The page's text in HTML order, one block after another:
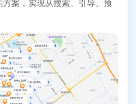
方案，实现从搜索、引导、预